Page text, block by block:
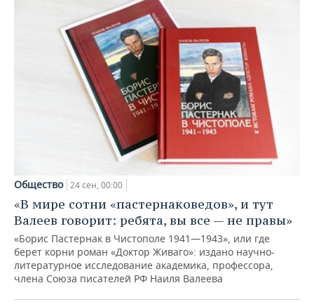
Общество 24 сен, 00:00
«В мире сотни «пастернаковедов», и тут
Валеев говорит: ребята, вы все — не правы»
«Борис Пастернак в Чистополе 1941—1943», или где
берет корни роман «Доктор Живаго»: издано научно-
литературное исследование академика, профессора,
члена Союза писателей РФ Наиля Валеева